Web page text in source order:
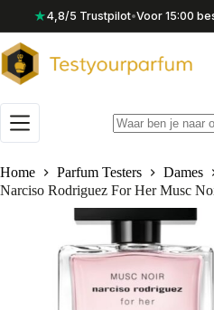
inhoud
★4,8/5 Trustpilot•Voor 15:00
Home
Parfum Testers
Dames
Narciso Rodriguez For Her Musc